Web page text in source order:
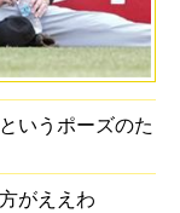
いうポーズのた
がええわ